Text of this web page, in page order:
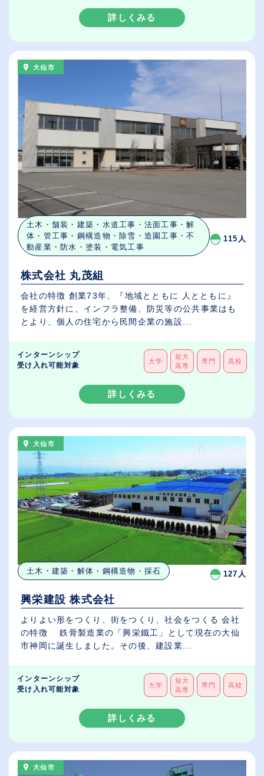
詳しくみる
大仙市
土木・舗装・建築・水道工事・法面工事・解
体・管工事・鋼構造物・除雪・造園工事・不
動産業・防水・塗装・電気工事
115人
株式会社 丸茂組
会社の特徴 創業73年、『地域とともに 人とともに』
を経営方針に、インフラ整備、防災等の公共事業はも
とより、個人の住宅から民間企業の施設...
インターンシップ
受け入れ可能対象
大学
短大
高専
専門 高校
詳しくみる
大仙市
土木・建築・解体・鋼構造物・採石 127人
興栄建設 株式会社
よりよい形をつくり、街をつくり、社会をつくる 会社
の特徴 鉄骨製造業の「興栄鐵工」として現在の大仙
市神岡に誕生しました。その後、建設業...
インターンシップ
受け入れ可能対象
大学
短大
高専
専門 高校
詳しくみる
大仙市